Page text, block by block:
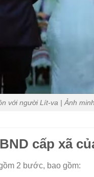
với người Lít-va | Ảnh
cấp xã
2 bước, bao gồm: